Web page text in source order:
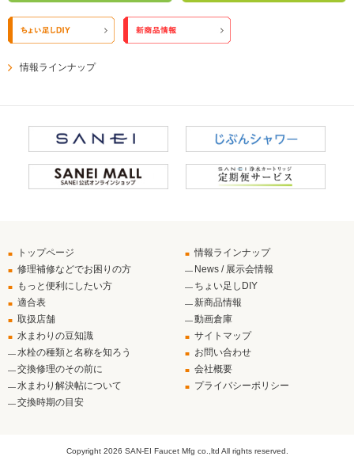
情報ラインナップ
トップページ
修理補修などでお困りの方
もっと便利にしたい方
適合表
取扱店舗
水まわりの豆知識
水栓の種類と名称を知ろう
交換修理のその前に
水まわり解決帖について
交換時期の目安
情報ラインナップ
News / 展示会情報
ちょい足しDIY
新商品情報
動画倉庫
サイトマップ
お問い合わせ
会社概要
プライバシーポリシー
Copyright 2026 SAN-EI Faucet Mfg co.,ltd All rights reserved.